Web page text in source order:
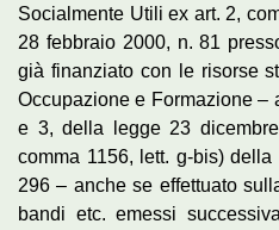
Socialmente Utili ex art. 2,
28 febbraio 2000, n. 81
già finanziato con le risorse
Occupazione e Formazione –
e 3, della legge 23
comma 1156, lett. g-bis)
296 – anche se effettuato
bandi etc. emessi